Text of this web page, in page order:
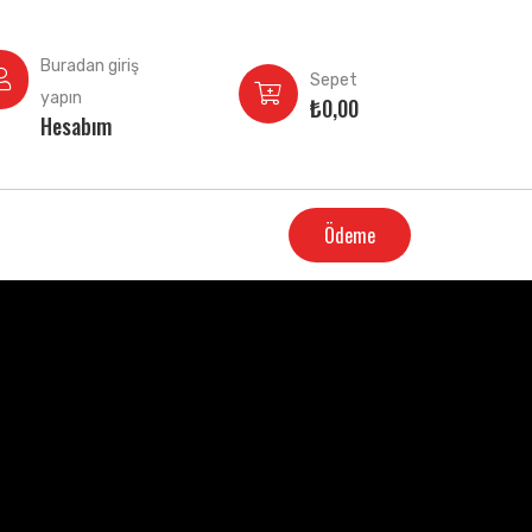
Buradan giriş
yapın
Hesabım
Sepet
₺0,00
Ödeme